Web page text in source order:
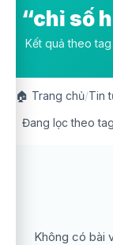
“chỉ số
Kết quả theo
🏠 Trang chủ/Tin
Đang lọc theo
Không có bài